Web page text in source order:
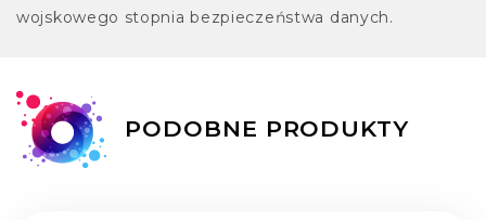
wojskowego stopnia bezpieczeństwa danych.
PODOBNE PRODUKTY